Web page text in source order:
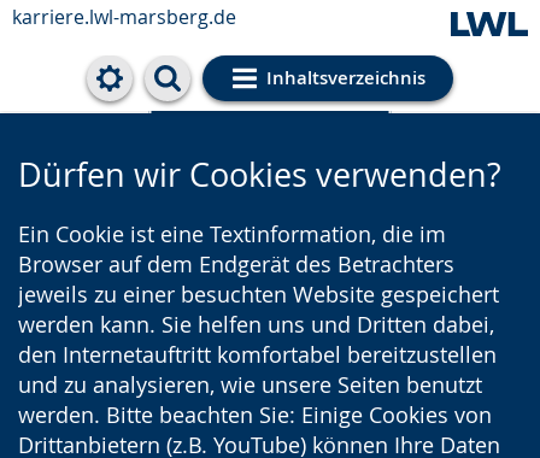
karriere.lwl-marsberg.de
Inhaltsverzeichnis
Cookie-Einstellungen
Dürfen wir Cookies verwenden?
Ein Cookie ist eine Textinformation, die im
Browser auf dem Endgerät des Betrachters
jeweils zu einer besuchten Website gespeichert
werden kann. Sie helfen uns und Dritten dabei,
den Internetauftritt komfortabel bereitzustellen
und zu analysieren, wie unsere Seiten benutzt
werden. Bitte beachten Sie: Einige Cookies von
Drittanbietern (z.B. YouTube) können Ihre Daten